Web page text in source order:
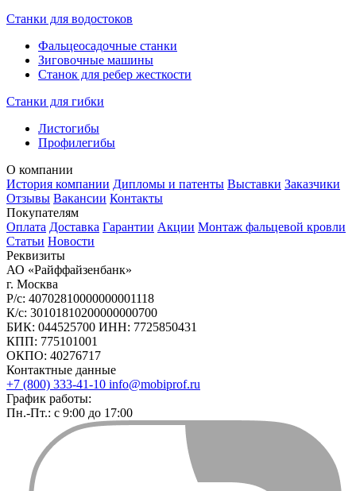
Станки для водостоков
Фальцеосадочные станки
Зиговочные машины
Станок для ребер жесткости
Станки для гибки
Листогибы
Профилегибы
О компании
История компании Дипломы и патенты Выставки Заказчики
Отзывы Вакансии Контакты
Покупателям
Оплата Доставка Гарантии Акции Монтаж фальцевой кровли
Статьи Новости
Реквизиты
АО «Райффайзенбанк»
г. Москва
Р/с: 40702810000000001118
К/с: 30101810200000000700
БИК: 044525700 ИНН: 7725850431
КПП: 775101001
ОКПО: 40276717
Контактные данные
+7 (800) 333-41-10 info@mobiprof.ru
График работы:
Пн.-Пт.: с 9:00 до 17:00